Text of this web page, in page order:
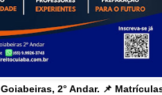
2° Andar. 📌